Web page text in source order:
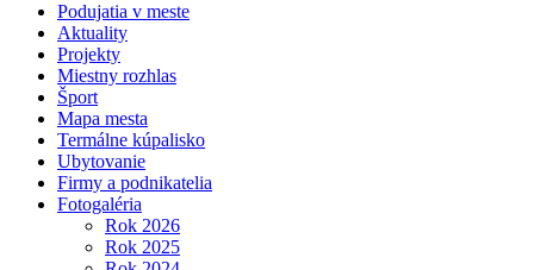
Podujatia v meste
Aktuality
Projekty
Miestny rozhlas
Šport
Mapa mesta
Termálne kúpalisko
Ubytovanie
Firmy a podnikatelia
Fotogaléria
Rok 2026
Rok 2025